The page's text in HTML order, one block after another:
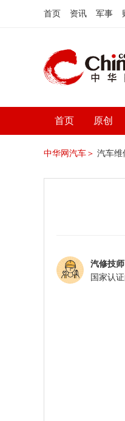
首页 资讯 军事
首页 原创
中华网汽车＞ 汽车维
汽修技师